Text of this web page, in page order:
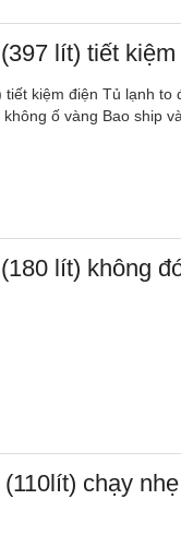
lít) tiết kiệm
kiệm điện Tủ lạnh to
ố vàng Bao ship
lít) không
chạy